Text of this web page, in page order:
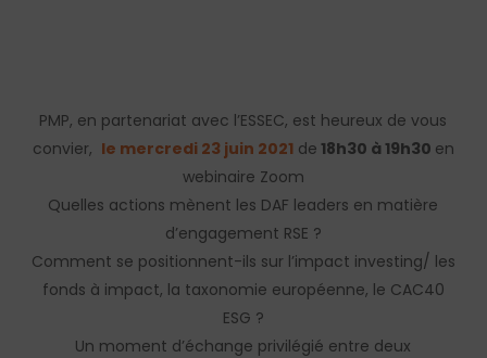
PMP, en partenariat avec l’ESSEC, est heureux de vous
convier, le mercredi 23 juin 2021de 18h30 à 19h30 en
webinaire Zoom
Quelles actions mènent les DAF leaders en matière
d’engagement RSE ?
Comment se positionnent-ils sur l’impact investing/ les
fonds à impact, la taxonomie européenne, le CAC40
ESG ?
Un moment d’échange privilégié entre deux